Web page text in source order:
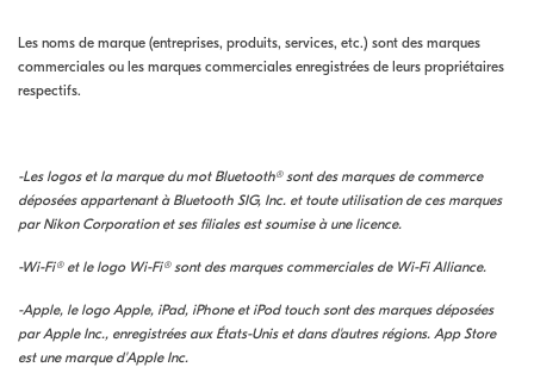
Les noms de marque (entreprises, produits, services, etc.) sont des marques
commerciales ou les marques commerciales enregistrées de leurs propriétaires
respectifs.
-Les logos et la marque du mot Bluetooth® sont des marques de commerce
déposées appartenant à Bluetooth SIG, Inc. et toute utilisation de ces marques
par Nikon Corporation et ses filiales est soumise à une licence.
-Wi-Fi® et le logo Wi-Fi® sont des marques commerciales de Wi-Fi Alliance.
-Apple, le logo Apple, iPad, iPhone et iPod touch sont des marques déposées
par Apple Inc., enregistrées aux États-Unis et dans d'autres régions. App Store
est une marque d'Apple Inc.